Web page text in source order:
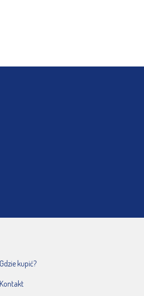
Gdzie kupić?
Kontakt